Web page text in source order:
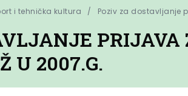
i tehnička kultura Poziv za dostavljanje
U 2007.G.